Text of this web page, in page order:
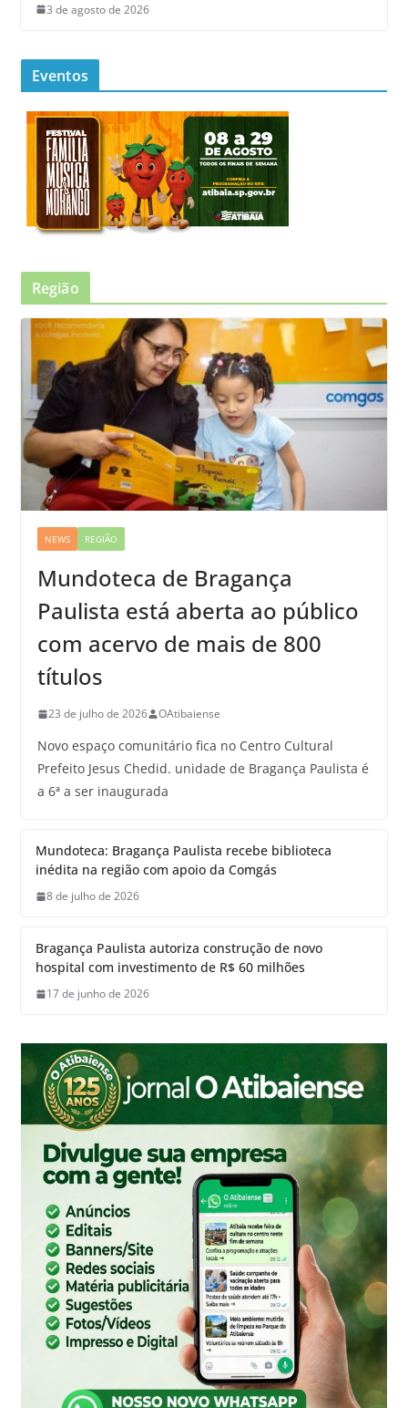
3 de agosto de 2026
Eventos
Região
NEWS REGIÃO
Mundoteca de Bragança
Paulista está aberta ao público
com acervo de mais de 800
títulos
23 de julho de 2026 OAtibaiense
Novo espaço comunitário fica no Centro Cultural
Prefeito Jesus Chedid. unidade de Bragança Paulista é
a 6ª a ser inaugurada
Mundoteca: Bragança Paulista recebe biblioteca
inédita na região com apoio da Comgás
8 de julho de 2026
Bragança Paulista autoriza construção de novo
hospital com investimento de R$ 60 milhões
17 de junho de 2026